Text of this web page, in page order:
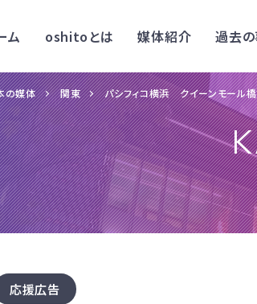
ム oshitoとは 媒体紹介 過去
の媒体 関東 パシフィコ横浜 クイーンモール橋
応援広告